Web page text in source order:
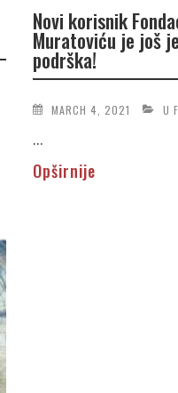
Novi korisnik
Muratoviću je još
podrška!
MARCH 4, 2021 U
...
Opširnije